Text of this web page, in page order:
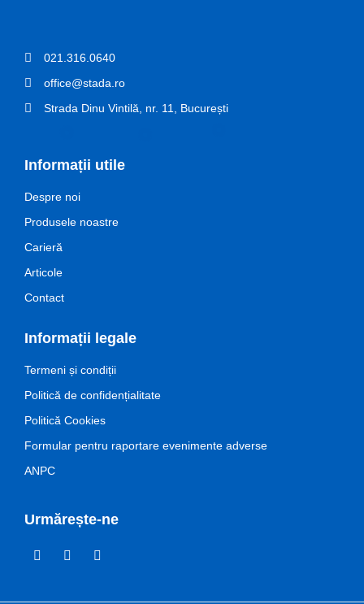
021.316.0640
office@stada.ro
Strada Dinu Vintilă, nr. 11, București
Informații utile
Despre noi
Produsele noastre
Carieră
Articole
Contact
Informații legale
Termeni și condiții
Politică de confidențialitate
Politică Cookies
Formular pentru raportare evenimente adverse
ANPC
Urmărește-ne